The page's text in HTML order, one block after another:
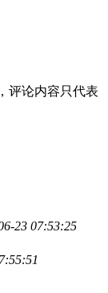
评论内容只代表
23 07:53:25